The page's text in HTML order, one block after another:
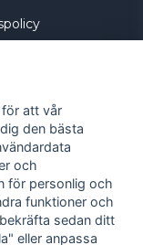
att vår
den bästa
och
för personlig och
funktioner och
sedan ditt
eller anpassa